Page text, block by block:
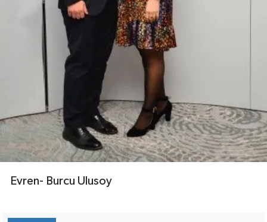
Evren- Burcu Ulusoy